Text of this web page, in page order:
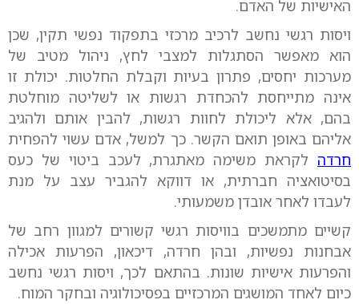
האישיות של האדם.
ויסות רגשי נחשב לרכיב מרכזי בתפקוד נפשי תקין, שכן
הוא מאפשר הסתגלות למצבי לחץ, ניהול מטיב של
מערכות יחסים, פתרון בעיות וקבלת החלטות. יכולת זו
אינה מתייחסת להכחדת רגשות או לשליטה מוחלטת
בהם, אלא ליכולת לחוות רגשות, להבין אותם ולהגיב
אליהם באופן תואם הקשר. כך למשל, אדם עשוי להפחית
חרדה לקראת משימה מאתגרת, לעכב ביטוי של כעס
בסיטואציה חברתית, או דווקא להגביר עצב על מנת
לעבדו לאחר אובדן משמעותי.
קשיים מתמשכים בוויסות רגשי קשורים למגוון רחב של
אבחנות נפשיות, ובהן חרדה, דיכאון, הפרעות אכילה
והפרעות אישיות שונות. בהתאם לכך, ויסות רגשי נחשב
כיום לאחד המושגים המרכזיים בפסיכולוגיה ובחקר המוח.